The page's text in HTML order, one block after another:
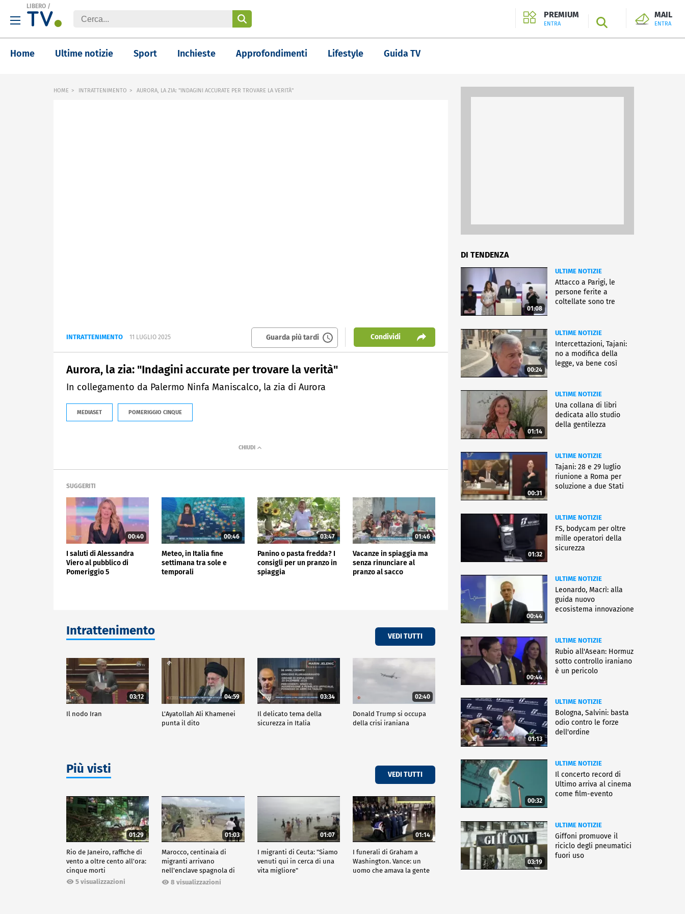
LIBERO /
PREMIUM
ENTRA SEARCH
MAIL
ENTRA
Home Ultime notizie Sport Inchieste Approfondimenti Lifestyle Guida TV
HOME INTRATTENIMENTO AURORA, LA ZIA: "INDAGINI ACCURATE PER TROVARE LA VERITÀ"
INTRATTENIMENTO 11 LUGLIO 2025 Guarda più tardi Condividi
Aurora, la zia: "Indagini accurate per trovare la verità"
In collegamento da Palermo Ninfa Maniscalco, la zia di Aurora
MEDIASET POMERIGGIO CINQUE
SUGGERITI
00:40
I saluti di Alessandra
Viero al pubblico di
Pomeriggio 5
00:46
Meteo, in Italia fine
settimana tra sole e
temporali
03:47
Panino o pasta fredda? I
consigli per un pranzo in
spiaggia
01:46
Vacanze in spiaggia ma
senza rinunciare al
pranzo al sacco
Intrattenimento VEDI TUTTI
03:12
Il nodo Iran
04:59
L'Ayatollah Ali Khamenei
punta il dito
03:34
Il delicato tema della
sicurezza in Italia
02:40
Donald Trump si occupa
della crisi iraniana
Più visti VEDI TUTTI
01:29
Rio de Janeiro, raffiche di
vento a oltre cento all'ora:
cinque morti
5 visualizzazioni
01:03
Marocco, centinaia di
migranti arrivano
nell'enclave spagnola di
Ceuta8 visualizzazioni
01:07
I migranti di Ceuta: "Siamo
venuti qui in cerca di una
vita migliore"
01:14
I funerali di Graham a
Washington. Vance: un
uomo che amava la gente
DI TENDENZA
01:08
ULTIME NOTIZIE
Attacco a Parigi, le
persone ferite a
coltellate sono tre
00:24
ULTIME NOTIZIE
Intercettazioni, Tajani:
no a modifica della
legge, va bene così
01:14
ULTIME NOTIZIE
Una collana di libri
dedicata allo studio
della gentilezza
00:31
ULTIME NOTIZIE
Tajani: 28 e 29 luglio
riunione a Roma per
soluzione a due Stati
01:32
ULTIME NOTIZIE
FS, bodycam per oltre
mille operatori della
sicurezza
00:44
ULTIME NOTIZIE
Leonardo, Macrì: alla
guida nuovo
ecosistema innovazione
00:44
ULTIME NOTIZIE
Rubio all'Asean: Hormuz
sotto controllo iraniano
è un pericolo
01:13
ULTIME NOTIZIE
Bologna, Salvini: basta
odio contro le forze
dell'ordine
00:32
ULTIME NOTIZIE
Il concerto record di
Ultimo arriva al cinema
come film-evento
03:19
ULTIME NOTIZIE
Giffoni promuove il
riciclo degli pneumatici
fuori uso